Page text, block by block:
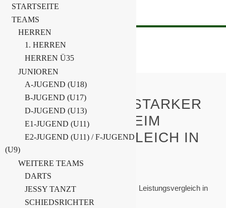
F-JUNIOREN MIT STARKER
VORSTELLUNG BEIM
LEISTUNGSVERGLEICH IN
ORTRAND
Home
F-Junioren
F-Junioren mit starker Vorstellung beim Leistungsvergleich in
Ortrand
STARTSEITE
TEAMS
HERREN
1. HERREN
HERREN Ü35
JUNIOREN
A-JUGEND (U18)
B-JUGEND (U17)
D-JUGEND (U13)
E1-JUGEND (U11)
E2-JUGEND (U11) / F-JUGEND
(U9)
WEITERE TEAMS
DARTS
JESSY TANZT
SCHIEDSRICHTER